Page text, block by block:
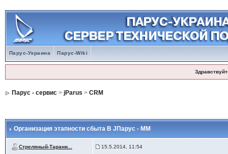
Парус-Украина Парус-Wiki
Парус - сервис> jParus > CRM
Организация этапности сбыта В JПарус - ММ
Стреляный-Тарани... 15.5.2014, 11:54